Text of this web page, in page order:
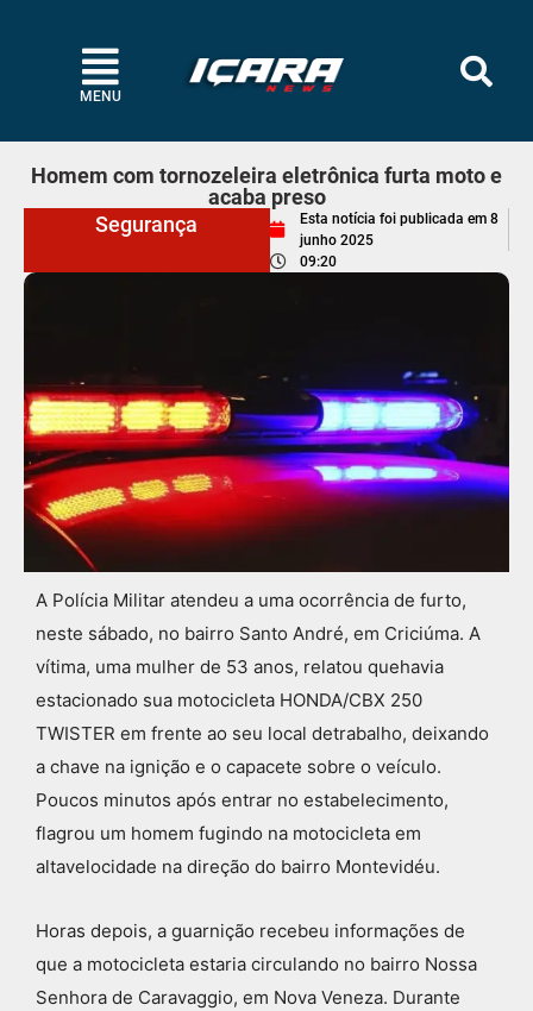
MENU
Homem com tornozeleira eletrônica furta moto e
acaba preso
Segurança
Esta notícia foi publicada em 8
junho 2025
09:20
A Polícia Militar atendeu a uma ocorrência de furto,
neste sábado, no bairro Santo André, em Criciúma. A
vítima, uma mulher de 53 anos, relatou quehavia
estacionado sua motocicleta HONDA/CBX 250
TWISTER em frente ao seu local detrabalho, deixando
a chave na ignição e o capacete sobre o veículo.
Poucos minutos após entrar no estabelecimento,
flagrou um homem fugindo na motocicleta em
altavelocidade na direção do bairro Montevidéu.
Horas depois, a guarnição recebeu informações de
que a motocicleta estaria circulando no bairro Nossa
Senhora de Caravaggio, em Nova Veneza. Durante